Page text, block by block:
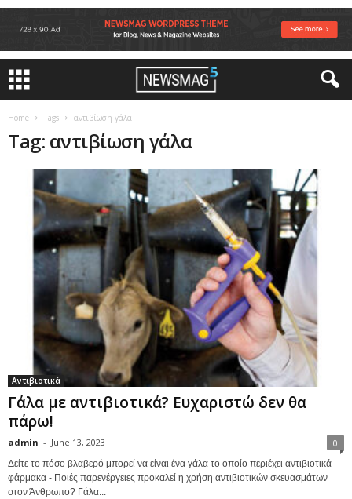
Home Tags αντιβίωση γάλα
Tag: αντιβίωση γάλα
Αντιβιοτικά
Γάλα με αντιβιοτικά? Ευχαριστώ δεν θα
πάρω!
admin - June 13, 2023 0
Δείτε το πόσο βλαβερό μπορεί να είναι ένα γάλα το oποίο περιέχει αντιβιοτικά
φάρμακα - Ποιές παρενέργειες προκαλεί η χρήση αντιβιοτικών σκευασμάτων
στον Άνθρωπο? Γάλα...